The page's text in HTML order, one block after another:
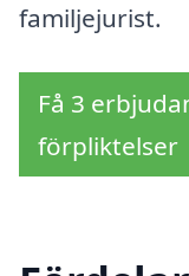
familjejurist.
Få 3
förpliktelser